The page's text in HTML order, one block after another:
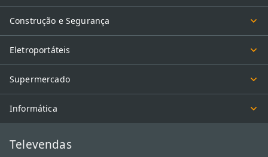
Construção e Segurança
Eletroportáteis
Supermercado
Informática
Televendas